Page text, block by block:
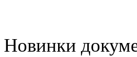
Новинки